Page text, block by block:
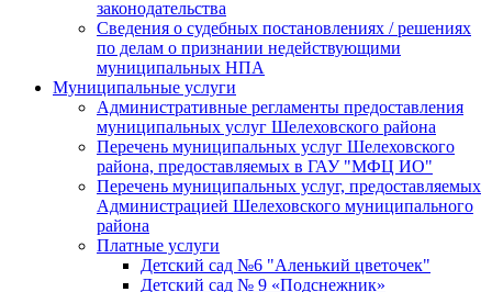
законодательства
Сведения о судебных постановлениях / решениях
по делам о признании недействующими
муниципальных НПА
Муниципальные услуги
Административные регламенты предоставления
муниципальных услуг Шелеховского района
Перечень муниципальных услуг Шелеховского
района, предоставляемых в ГАУ "МФЦ ИО"
Перечень муниципальных услуг, предоставляемых
Администрацией Шелеховского муниципального
района
Платные услуги
Детский сад №6 "Аленький цветочек"
Детский сад № 9 «Подснежник»